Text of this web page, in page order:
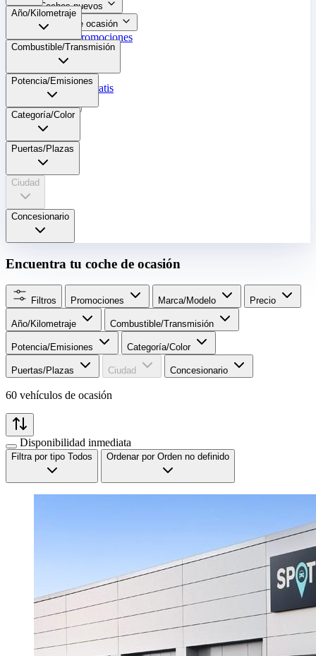
Coches nuevos
Coches de ocasión
Nuestras promociones
Nuestras marcas
Cita Taller
Tasar coche gratis
Otros
Año/Kilometraje
Combustible/Transmisión
Potencia/Emisiones
Categoría/Color
Puertas/Plazas
Ciudad
Concesionario
Encuentra tu coche de ocasión
Filtros Promociones Marca/Modelo Precio
Año/Kilometraje Combustible/Transmisión
Potencia/Emisiones Categoría/Color
Puertas/Plazas Ciudad Concesionario
60 vehículos de ocasión
Disponibilidad inmediata
Filtra por tipo Todos Ordenar por Orden no definido